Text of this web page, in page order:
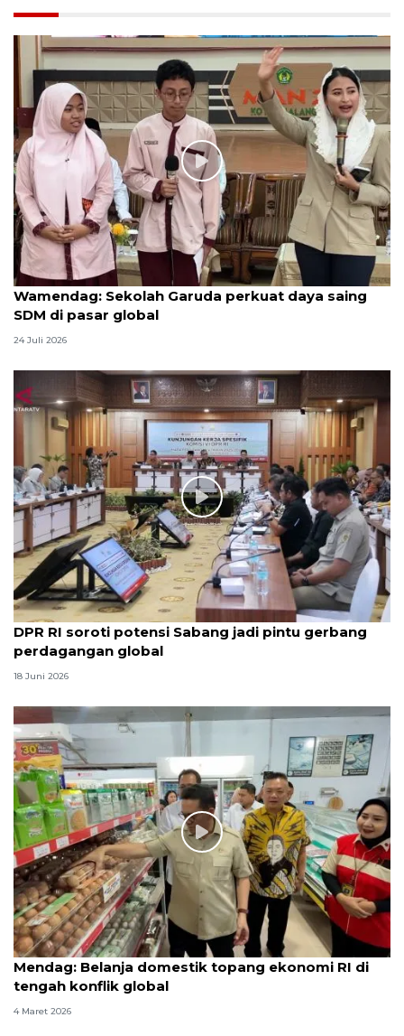
Wamendag: Sekolah Garuda perkuat daya saing
SDM di pasar global
24 Juli 2026
DPR RI soroti potensi Sabang jadi pintu gerbang
perdagangan global
18 Juni 2026
Mendag: Belanja domestik topang ekonomi RI di
tengah konflik global
4 Maret 2026